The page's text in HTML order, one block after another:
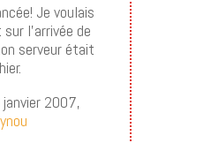
Je voulais
l’arrivée de
serveur était
2007,